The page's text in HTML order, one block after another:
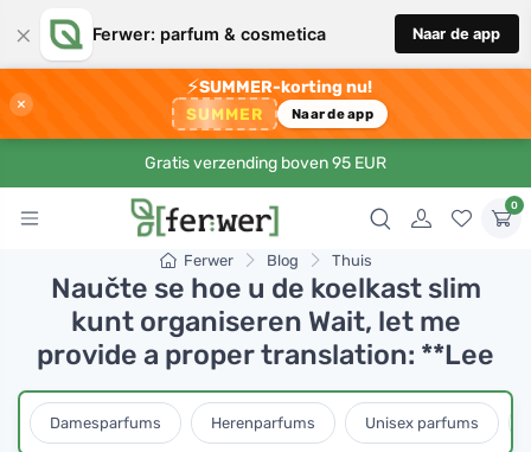
× Ferwer: parfum & cosmetica Naar de app
×
⚡SUMMER-korting nu!
SUMMER Naar de app
Gratis verzending boven 95 EUR
0
Ferwer Blog Thuis
Naučte se hoe u de koelkast slim
kunt organiseren Wait, let me
provide a proper translation: **Lee
Damesparfums Herenparfums Unisex parfums